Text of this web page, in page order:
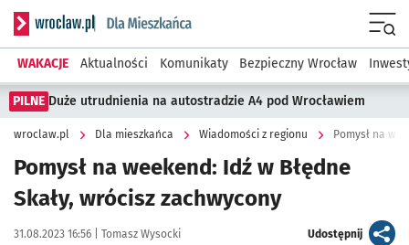
Serwis informacyjny wroclaw.pl podserwis: Dla mieszkańca
WAKACJE Aktualności Komunikaty Bezpieczny Wrocław
PILNE Duże utrudnienia na autostradzie A4 pod Wrocławiem
wroclaw.pl Dla mieszkańca Wiadomości z regionu Pomysł na
Pomysł na weekend: Idź w Błędne
Skały, wrócisz zachwycony
Data publikacji:
31.08.2023 16:56 | Autor:
Tomasz Wysocki Udostępnijartykuł